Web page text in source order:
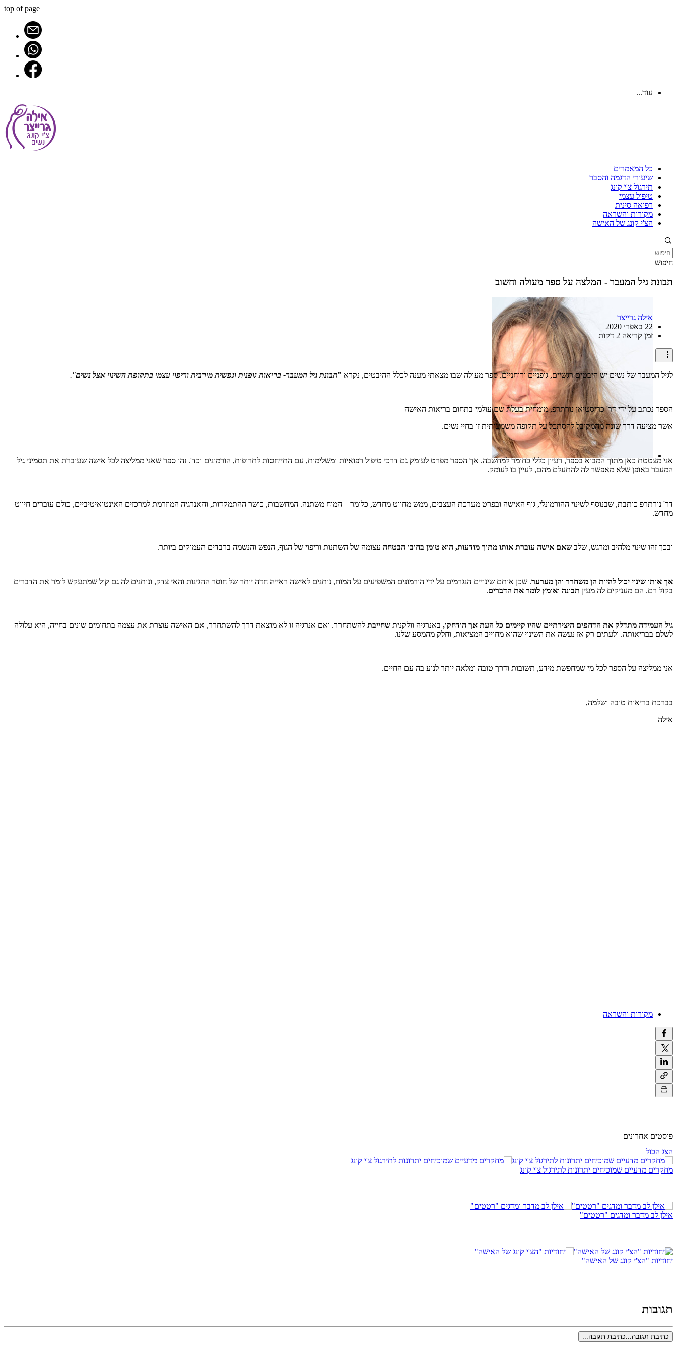
top of page
עוד...
כל המאמרים
שיעורי הדגמה והסבר
תירגול צ'י קונג
טיפול עצמי
רפואה סינית
מקורות והשראה
הצ'י קונג של האישה
חיפוש
תבונת גיל המעבר - המלצה על ספר מעולה וחשוב
אילה גרייצר
22 באפר׳ 2020
זמן קריאה 2 דקות
לגיל המעבר של נשים יש היבטים רגשיים, גופניים ורוחניים. ספר מעולה שבו מצאתי מענה לכלל ההיבטים, נקרא "תבונת גיל המעבר- בריאות גופנית ונפשית מירבית וריפוי עצמי בתקופת השינוי אצל נשים".
הספר נכתב על ידי דר' כריסטיאן נורתרפ, מומחית בעלת שם עולמי בתחום בריאות האישה
אשר מציעה דרך שונה מהמקובל להסתכל על תקופה משמעותית זו בחיי נשים.
אני מצטטת כאן מתוך המבוא בספר, רעיון כללי כחומר למחשבה. אך הספר מפרט לעומק גם דרכי טיפול רפואיות ומשלימות, עם התייחסות לתרופות, הורמונים וכד'. זהו ספר שאני ממליצה לכל אישה שעוברת את תסמיני גיל
המעבר באופן שלא מאפשר לה להתעלם מהם, לעיין בו לעומק.
דר' נורתרפ כותבת, שבנוסף לשינוי ההורמונלי, גוף האישה ובפרט מערכת העצבים, ממש מחווט מחדש, כלומר – המוח משתנה. המחשבות, כושר ההתמקדות, והאנרגיה המוזרמת למרכזים האינטואיטיביים, כולם עוברים חיווט
מחדש.
ובכך זהו שינוי מלהיב ומרגש, שלב שאם אישה עוברת אותו מתוך מודעות, הוא טומן בחובו הבטחה עצומה של השתנות וריפוי של הגוף, הנפש והנשמה ברבדים העמוקים ביותר.
אך אותו שינוי יכול להיות הן משחרר והן מערער. שכן אותם שינויים הנגרמים על ידי הורמונים המשפיעים על המוח, נותנים לאישה ראייה חדה יותר של חוסר ההגינות והאי צדק, ונותנים לה גם קול שמתעקש לומר את הדברים
בקול רם. הם מעניקים לה מעין תבונה ואומץ לומר את הדברים.
גיל העמידה מתדלק את הדחפים היצירתיים שהיו קיימים כל העת אך הודחקו, באנרגיה וולקנית שחייבת להשתחרר. ואם אנרגיה זו לא מוצאת דרך להשתחרר, אם האישה עוצרת את עצמה בתחומים שונים בחייה, היא עלולה
לשלם בבריאותה. ולעתים רק אז נעשה את השינוי שהוא מחוייב המציאות, וחלק מהמסע שלנו.
אני ממליצה על הספר לכל מי שמחפשת מידע, תשובות ודרך טובה ומלאה יותר לנוע בה עם החיים.
בברכת בריאות טובה ושלמה,
אילה
מקורות והשראה
פוסטים אחרונים
הצג הכול
מחקרים מדעיים שמוכיחים יתרונות לתירגול צ'י קונג
אילן לב מדבר ומדגים "רטטים"
יחודיות "הצ'י קונג של האישה"
תגובות
כתיבת תגובה... כתיבת תגובה...